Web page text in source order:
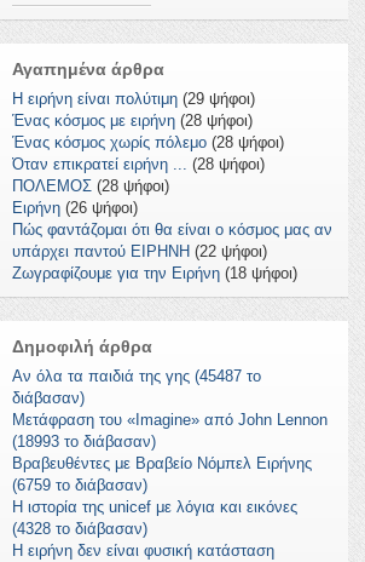
Αγαπημένα άρθρα
Η ειρήνη είναι πολύτιμη (29 ψήφοι)
Ένας κόσμος με ειρήνη (28 ψήφοι)
Ένας κόσμος χωρίς πόλεμο (28 ψήφοι)
Όταν επικρατεί ειρήνη ... (28 ψήφοι)
ΠΟΛΕΜΟΣ (28 ψήφοι)
Ειρήνη (26 ψήφοι)
Πώς φαντάζομαι ότι θα είναι ο κόσμος μας αν
υπάρχει παντού ΕΙΡΗΝΗ (22 ψήφοι)
Ζωγραφίζουμε για την Ειρήνη (18 ψήφοι)
Δημοφιλή άρθρα
Αν όλα τα παιδιά της γης (45487 το
διάβασαν)
Μετάφραση του «Imagine» από John Lennon
(18993 το διάβασαν)
Βραβευθέντες με Βραβείο Νόμπελ Ειρήνης
(6759 το διάβασαν)
Η ιστορία της unicef με λόγια και εικόνες
(4328 το διάβασαν)
Η ειρήνη δεν είναι φυσική κατάσταση